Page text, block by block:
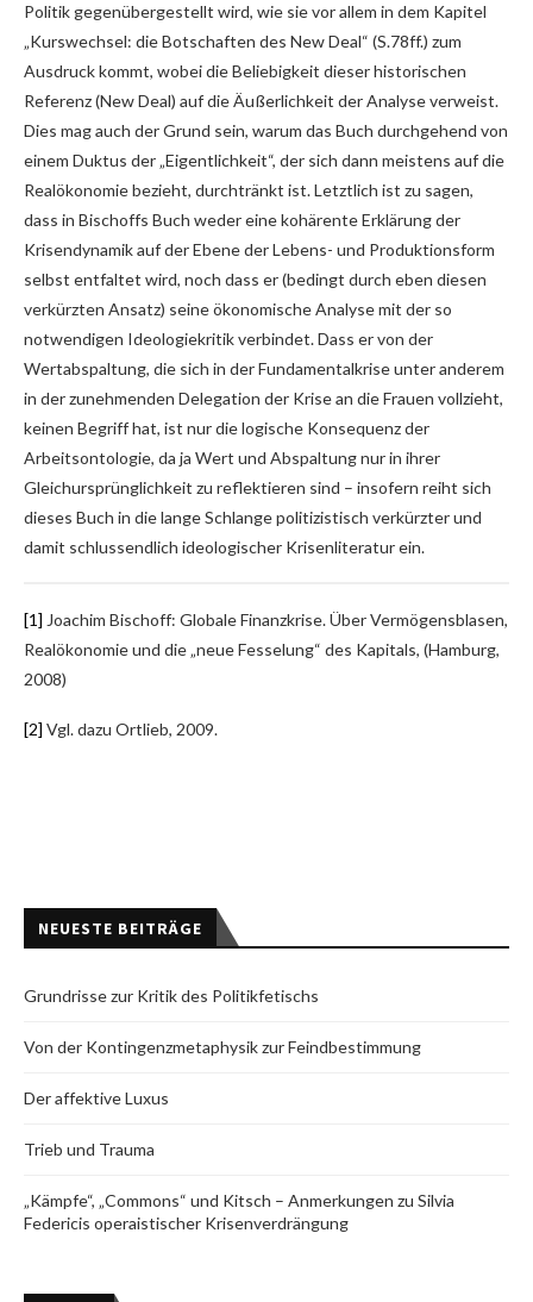
Politik gegenübergestellt wird, wie sie vor allem in dem Kapitel
„Kurswechsel: die Botschaften des New Deal“ (S.78ff.) zum
Ausdruck kommt, wobei die Beliebigkeit dieser historischen
Referenz (New Deal) auf die Äußerlichkeit der Analyse verweist.
Dies mag auch der Grund sein, warum das Buch durchgehend von
einem Duktus der „Eigentlichkeit“, der sich dann meistens auf die
Realökonomie bezieht, durchtränkt ist. Letztlich ist zu sagen,
dass in Bischoffs Buch weder eine kohärente Erklärung der
Krisendynamik auf der Ebene der Lebens- und Produktionsform
selbst entfaltet wird, noch dass er (bedingt durch eben diesen
verkürzten Ansatz) seine ökonomische Analyse mit der so
notwendigen Ideologiekritik verbindet. Dass er von der
Wertabspaltung, die sich in der Fundamentalkrise unter anderem
in der zunehmenden Delegation der Krise an die Frauen vollzieht,
keinen Begriff hat, ist nur die logische Konsequenz der
Arbeitsontologie, da ja Wert und Abspaltung nur in ihrer
Gleichursprünglichkeit zu reflektieren sind – insofern reiht sich
dieses Buch in die lange Schlange politizistisch verkürzter und
damit schlussendlich ideologischer Krisenliteratur ein.
[1] Joachim Bischoff: Globale Finanzkrise. Über Vermögensblasen,
Realökonomie und die „neue Fesselung“ des Kapitals, (Hamburg,
2008)
[2] Vgl. dazu Ortlieb, 2009.
NEUESTE BEITRÄGE
Grundrisse zur Kritik des Politikfetischs
Von der Kontingenzmetaphysik zur Feindbestimmung
Der affektive Luxus
Trieb und Trauma
„Kämpfe“, „Commons“ und Kitsch – Anmerkungen zu Silvia
Federicis operaistischer Krisenverdrängung